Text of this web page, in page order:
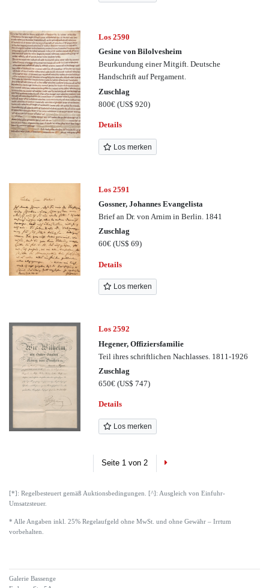
Los 2590
Gesine von Bilolvesheim
Beurkundung einer Mitgift. Deutsche
Handschrift auf Pergament.
Zuschlag
800€(US$ 920)
Details
Los merken
Los 2591
Gossner, Johannes Evangelista
Brief an Dr. von Arnim in Berlin. 1841
Zuschlag
60€(US$ 69)
Details
Los merken
Los 2592
Hegener, Offiziersfamilie
Teil ihres schriftlichen Nachlasses. 1811-1926
Zuschlag
650€(US$ 747)
Details
Los merken
Seite 1 von 2 Next
[*]: Regelbesteuert gemäß Auktionsbedingungen. [^]: Ausgleich von Einfuhr-
Umsatzsteuer.
* Alle Angaben inkl. 25% Regelaufgeld ohne MwSt. und ohne Gewähr – Irrtum
vorbehalten.
Galerie Bassenge